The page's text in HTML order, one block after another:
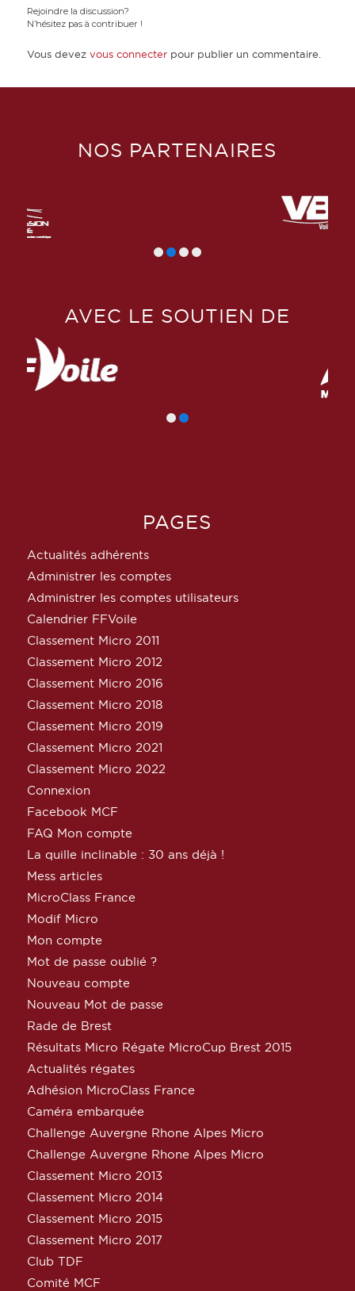
Rejoindre la discussion?
N’hésitez pas à contribuer !
Vous devez vous connecterpour publier un commentaire.
NOS PARTENAIRES
AVEC LE SOUTIEN DE
PAGES
Actualités adhérents
Administrer les comptes
Administrer les comptes utilisateurs
Calendrier FFVoile
Classement Micro 2011
Classement Micro 2012
Classement Micro 2016
Classement Micro 2018
Classement Micro 2019
Classement Micro 2021
Classement Micro 2022
Connexion
Facebook MCF
FAQ Mon compte
La quille inclinable : 30 ans déjà !
Mess articles
MicroClass France
Modif Micro
Mon compte
Mot de passe oublié ?
Nouveau compte
Nouveau Mot de passe
Rade de Brest
Résultats Micro Régate MicroCup Brest 2015
Actualités régates
Adhésion MicroClass France
Caméra embarquée
Challenge Auvergne Rhone Alpes Micro
Challenge Auvergne Rhone Alpes Micro
Classement Micro 2013
Classement Micro 2014
Classement Micro 2015
Classement Micro 2017
Club TDF
Comité MCF